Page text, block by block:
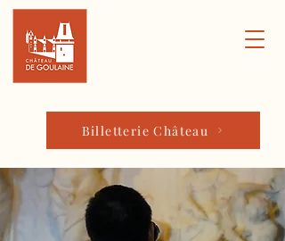
Billetterie Château